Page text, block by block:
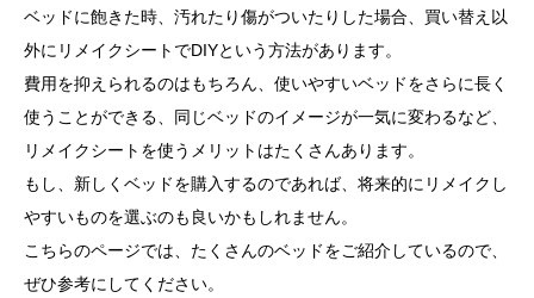
ベッドに飽きた時、汚れたり傷がついたりした場合、買い替え以
外にリメイクシートでDIYという方法があります。
費用を抑えられるのはもちろん、使いやすいベッドをさらに長く
使うことができる、同じベッドのイメージが一気に変わるなど、
リメイクシートを使うメリットはたくさんあります。
もし、新しくベッドを購入するのであれば、将来的にリメイクし
やすいものを選ぶのも良いかもしれません。
こちらのページでは、たくさんのベッドをご紹介しているので、
ぜひ参考にしてください。